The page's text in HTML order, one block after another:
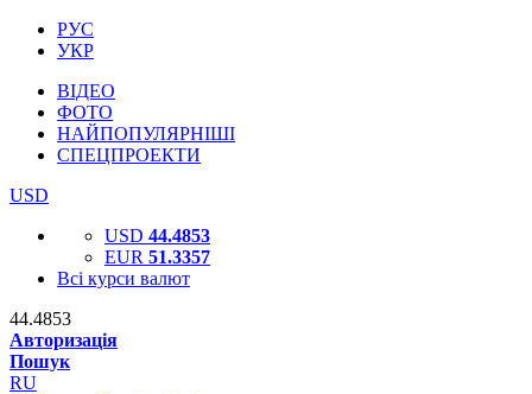
РУС
УКР
ВІДЕО
ФОТО
НАЙПОПУЛЯРНІШІ
СПЕЦПРОЕКТИ
USD
USD 44.4853
EUR 51.3357
Всі курси валют
44.4853
Авторизація
Пошук
RU